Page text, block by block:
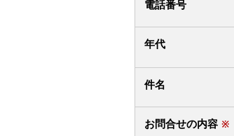
電話番号
年代
件名
お問合せの内容 ※